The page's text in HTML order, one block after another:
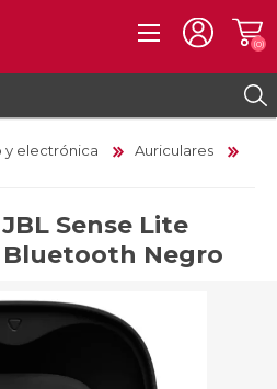
(0)
y electrónica Auriculares
Sense Lite
Negro